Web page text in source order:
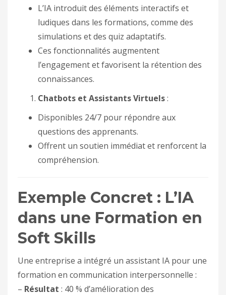
L’IA introduit des éléments interactifs et
ludiques dans les formations, comme des
simulations et des quiz adaptatifs.
Ces fonctionnalités augmentent
l’engagement et favorisent la rétention des
connaissances.
Chatbots et Assistants Virtuels:
Disponibles 24/7 pour répondre aux
questions des apprenants.
Offrent un soutien immédiat et renforcent la
compréhension.
Exemple Concret : L’IA
dans une Formation en
Soft Skills
Une entreprise a intégré un assistant IA pour une
formation en communication interpersonnelle :
– Résultat : 40 % d’amélioration des